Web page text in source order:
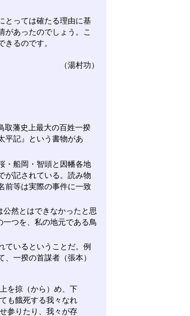
とっては確たる理由に基
があったのでしょう。こ
るのです。
（湯村功）
取藩史上最大の百姓一揆
平記』という書物があ
・船岡・智頭と因幡各地
が記されている。読み物
前等は実際の事件に一致
然とはできなかったと思
つを、私の地元である鳥
ているということだ。例
一揆の首謀者（張本）
を掠（から）め、下
も餓死する我々なれ
参りたり、我々が存